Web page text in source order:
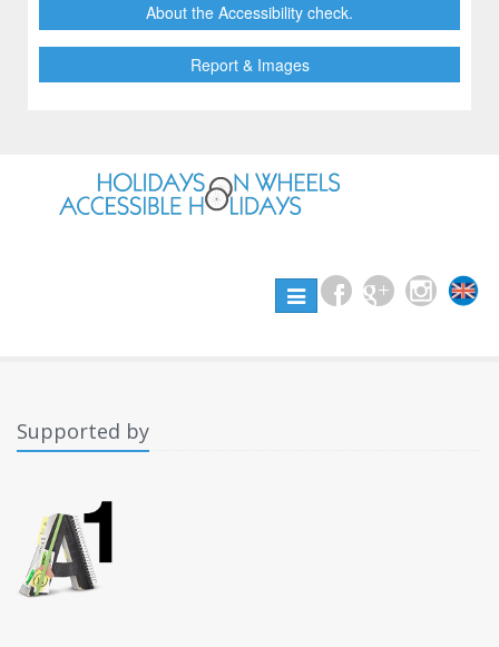
About the Accessibility check.
Report & Images
Toggle
navigation
Supported by